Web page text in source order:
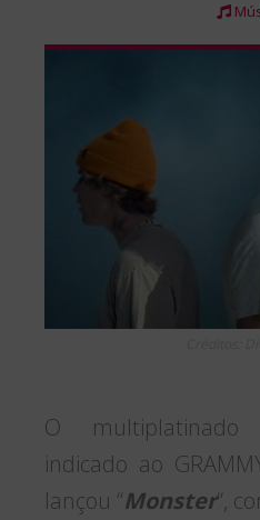
O multiplatinado
indicado ao
lançou “Monster“,